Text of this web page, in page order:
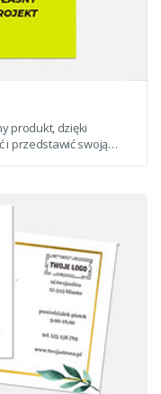
produkt, dzięki